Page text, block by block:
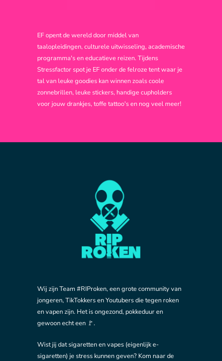
EF opent de wereld door middel van
taalopleidingen, culturele uitwisseling, academische
programma's en educatieve reizen. Tijdens
Stressfactor spot je EF onder de felroze tent waar je
tal van leuke goodies kan winnen zoals coole
zonnebrillen, leuke stickers, handige cupholders
voor jouw drankjes, toffe tattoo's en nog veel meer!
Wij zijn Team #RIProken, een grote community van
jongeren, TikTokkers en Youtubers die tegen roken
en vapen zijn. Het is ongezond, pokkeduur en
gewoon echt een 🚩.
Wist jij dat sigaretten en vapes (eigenlijk e-
sigaretten) je stress kunnen geven? Kom naar de